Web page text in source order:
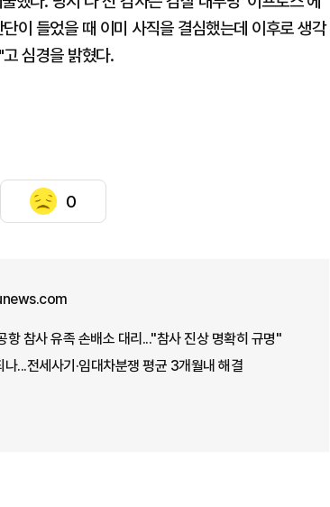
이 들었을 때 이미 사직을 결심했는데 이후로 생각
심경을 밝혔다.
0
항 참사 유족 손배소 대리..."참사 진상 명확히 규명"
...전세사기·임대차분쟁 평균 3개월내 해결